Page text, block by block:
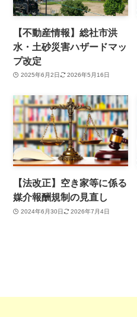
【不動産情報】総社市洪
水・土砂災害ハザードマッ
プ改定
2025年6月2日 2026年5月16日
【法改正】空き家等に係る
媒介報酬規制の見直し
2024年6月30日 2026年7月4日